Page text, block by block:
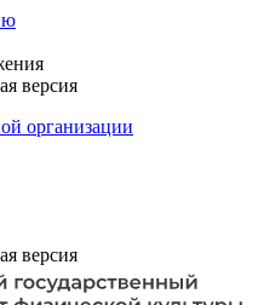
версия
организации
версия